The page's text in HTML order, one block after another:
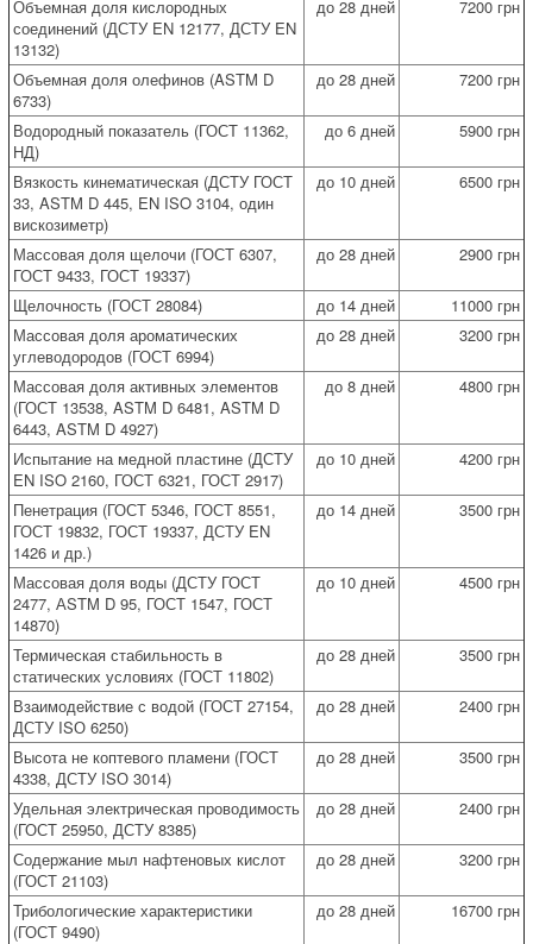
Объемная доля кислородных
соединений (ДСТУ EN 12177, ДСТУ EN
13132)
до 28 дней 7200 грн
Объемная доля олефинов (ASTM D
6733)
до 28 дней 7200 грн
Водородный показатель (ГОСТ 11362,
НД)
до 6 дней 5900 грн
Вязкость кинематическая (ДСТУ ГОСТ
33, ASTM D 445, EN ISO 3104, один
вискозиметр)
до 10 дней 6500 грн
Массовая доля щелочи (ГОСТ 6307,
ГОСТ 9433, ГОСТ 19337)
до 28 дней 2900 грн
Щелочность (ГОСТ 28084) до 14 дней
11000 грн
Массовая доля ароматических
углеводородов (ГОСТ 6994)
до 28 дней 3200 грн
Массовая доля активных элементов
(ГОСТ 13538, ASTM D 6481, ASTM D
6443, ASTM D 4927)
до 8 дней 4800 грн
Испытание на медной пластине (ДСТУ
EN ISO 2160, ГОСТ 6321, ГОСТ 2917)
до 10 дней 4200 грн
Пенетрация (ГОСТ 5346, ГОСТ 8551,
ГОСТ 19832, ГОСТ 19337, ДСТУ EN
1426 и др.)
до 14 дней 3500 грн
Массовая доля воды (ДСТУ ГОСТ
2477, АSTM D 95, ГОСТ 1547, ГОСТ
14870)
до 10 дней 4500 грн
Термическая стабильность в
статических условиях (ГОСТ 11802)
до 28 дней 3500 грн
Взаимодействие с водой (ГОСТ 27154,
ДСТУ ISО 6250)
до 28 дней 2400 грн
Высота не коптевого пламени (ГОСТ
4338, ДСТУ ISО 3014)
до 28 дней 3500 грн
Удельная электрическая проводимость
(ГОСТ 25950, ДСТУ 8385)
до 28 дней 2400 грн
Содержание мыл нафтеновых кислот
(ГОСТ 21103)
до 28 дней 3200 грн
Трибологические характеристики
(ГОСТ 9490)
до 28 дней 16700 грн